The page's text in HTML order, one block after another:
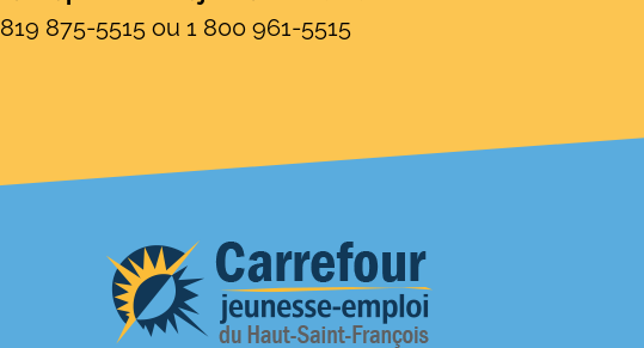
819 875-5515 ou 1 800 961-5515